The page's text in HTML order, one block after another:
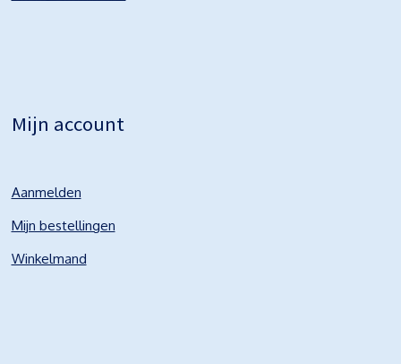
Mijn account
Aanmelden
Mijn bestellingen
Winkelmand